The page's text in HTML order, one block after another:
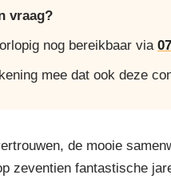
vraag?
nog bereikbaar via
mee dat ook deze
de mooie
zeventien fantastische